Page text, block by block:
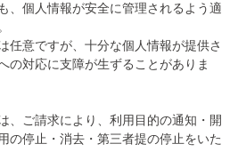
、個人情報が安全に管理されるよう適
任意ですが、十分な個人情報が提供さ
の対応に支障が生ずることがありま
、ご請求により、利用目的の通知・開
の停止・消去・第三者提の停止をいた